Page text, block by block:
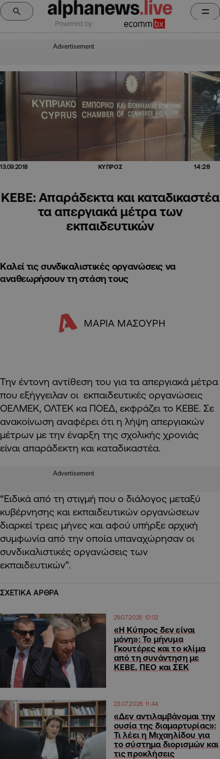
Powered by:
Advertisement
13.09.2018 ΚΥΠΡΟΣ 14:28
ΚΕΒΕ: Απαράδεκτα και καταδικαστέα
τα απεργιακά μέτρα των
εκπαιδευτικών
Καλεί τις συνδικαλιστικές οργανώσεις να
αναθεωρήσουν τη στάση τους
ΜΑΡΙΑ ΜΑΣΟΥΡΗ
Την έντονη αντίθεση του για τα απεργιακά μέτρα
που εξήγγειλαν οι εκπαιδευτικές οργανώσεις
ΟΕΛΜΕΚ, ΟΛΤΕΚ κα ΠΟΕΔ, εκφράζει το ΚΕΒΕ. Σε
ανακοίνωση αναφέρει ότι η λήψη απεργιακών
μέτρων με την έναρξη της σχολικής χρονιάς
είναι απαράδεκτη και καταδικαστέα.
Advertisement
“Ειδικά από τη στιγμή που ο διάλογος μεταξύ
κυβέρνησης και εκπαιδευτικών οργανώσεων
διαρκεί τρεις μήνες και αφού υπήρξε αρχική
συμφωνία από την οποία υπαναχώρησαν οι
συνδικαλιστικές οργανώσεις των
εκπαιδευτικών”.
ΣΧΕΤΙΚΑ ΑΡΘΡΑ
29.07.2026 12:02
«Η Κύπρος δεν είναι
μόνη»: Το μήνυμα
Γκουτέρες και το κλίμα
από τη συνάντηση με
ΚΕΒΕ, ΠΕΟ και ΣΕΚ
23.07.2026 11:44
«Δεν αντιλαμβάνομαι την
ουσία της διαμαρτυρίας»:
Τι λέει η Μιχαηλίδου για
το σύστημα διορισμών και
τις προκλήσεις